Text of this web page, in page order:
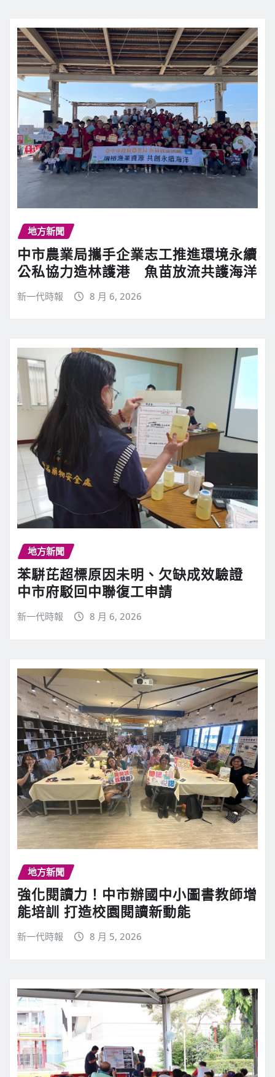
地方新聞
中市農業局攜手企業志工推進環境永續
公私協力造林護港 魚苗放流共護海洋
新一代時報 8 月 6, 2026
地方新聞
苯駢芘超標原因未明、欠缺成效驗證
中市府駁回中聯復工申請
新一代時報 8 月 6, 2026
地方新聞
強化閱讀力！中市辦國中小圖書教師增
能培訓 打造校園閱讀新動能
新一代時報 8 月 5, 2026